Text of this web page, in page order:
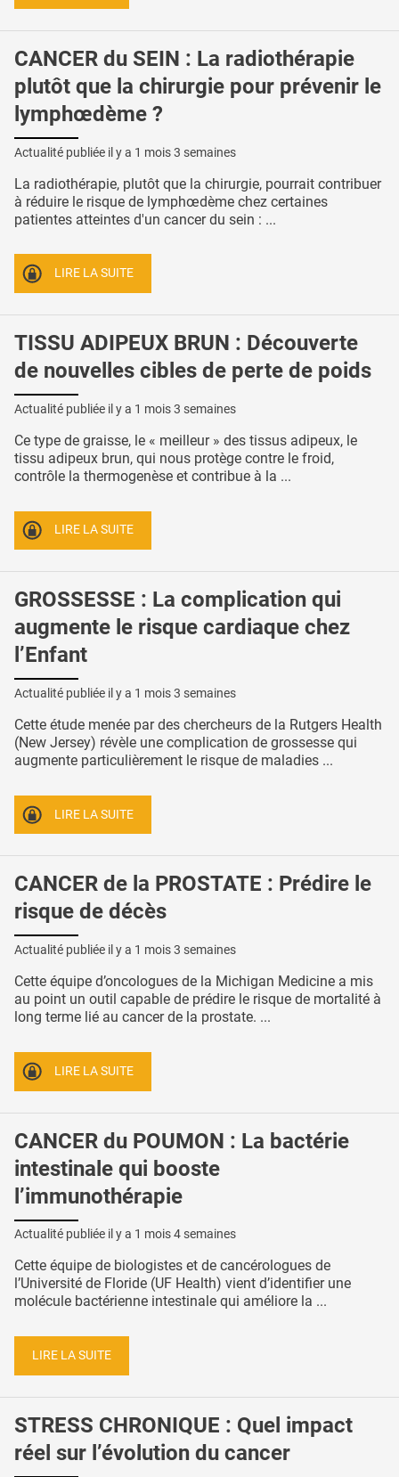
CANCER du SEIN : La radiothérapie
plutôt que la chirurgie pour prévenir le
lymphœdème ?
Actualité publiée il y a 1 mois 3 semaines
La radiothérapie, plutôt que la chirurgie, pourrait contribuer
à réduire le risque de lymphœdème chez certaines
patientes atteintes d'un cancer du sein : ...
LIRE LA SUITE
TISSU ADIPEUX BRUN : Découverte
de nouvelles cibles de perte de poids
Actualité publiée il y a 1 mois 3 semaines
Ce type de graisse, le « meilleur » des tissus adipeux, le
tissu adipeux brun, qui nous protège contre le froid,
contrôle la thermogenèse et contribue à la ...
LIRE LA SUITE
GROSSESSE : La complication qui
augmente le risque cardiaque chez
l’Enfant
Actualité publiée il y a 1 mois 3 semaines
Cette étude menée par des chercheurs de la Rutgers Health
(New Jersey) révèle une complication de grossesse qui
augmente particulièrement le risque de maladies ...
LIRE LA SUITE
CANCER de la PROSTATE : Prédire le
risque de décès
Actualité publiée il y a 1 mois 3 semaines
Cette équipe d’oncologues de la Michigan Medicine a mis
au point un outil capable de prédire le risque de mortalité à
long terme lié au cancer de la prostate. ...
LIRE LA SUITE
CANCER du POUMON : La bactérie
intestinale qui booste
l’immunothérapie
Actualité publiée il y a 1 mois 4 semaines
Cette équipe de biologistes et de cancérologues de
l’Université de Floride (UF Health) vient d’identifier une
molécule bactérienne intestinale qui améliore la ...
LIRE LA SUITE
STRESS CHRONIQUE : Quel impact
réel sur l’évolution du cancer